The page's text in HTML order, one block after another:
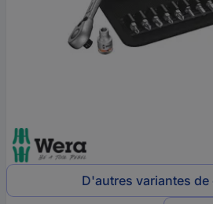
D'autres variantes